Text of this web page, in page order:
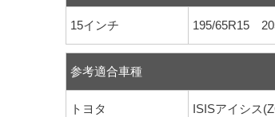
15インチ 195/65R15
参考適合車種
トヨタ
ISISアイシス